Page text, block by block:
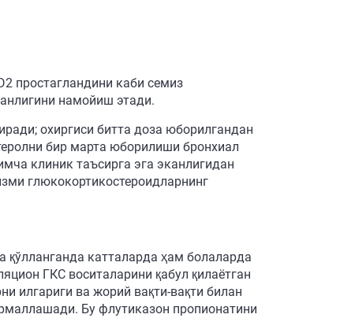
простагландини каби семиз
намойиш этади.
охиргиси битта доза юборилгандан
бир марта юборилиши бронхиал
клиник таъсирга эга эканлигидан
глюкокортикостероидларнинг
қўлланганда катталарда ҳам болаларда
ГКС воситаларини қабул қилаётган
илгариги ва жорий вақти-вақти билан
Бу флутиказон пропионатини